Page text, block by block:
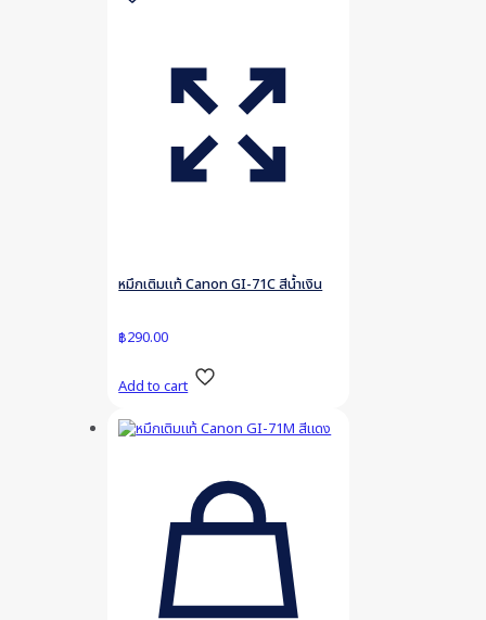
หมึกเติมแท้ Canon GI-71C สีน้ำเงิน
฿290.00
Add to cart